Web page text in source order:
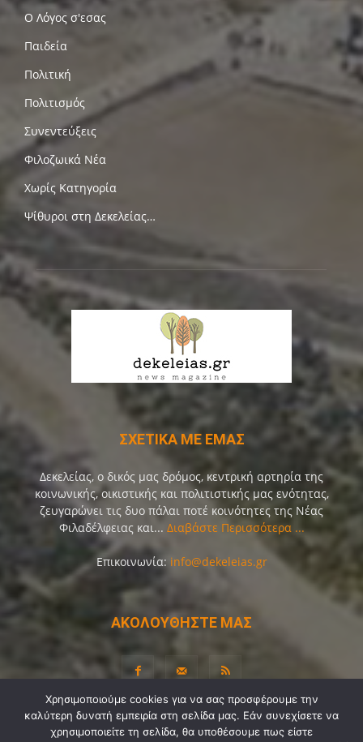
Ο Λόγος σ'εσας
Παιδεία
Πολιτική
Πολιτισμός
Συνεντεύξεις
Φιλοζωικά Νέα
Χωρίς Κατηγορία
Ψίθυροι στη Δεκελείας…
ΣΧΕΤΙΚΑ ΜΕ ΕΜΑΣ
Δεκελείας, ο δικός μας δρόμος, κεντρική αρτηρία της
κοινωνικής, οικιστικής και πολιτιστικής μας ενότητας,
ζευγαρώνει τις δυο πάλαι ποτέ κοινότητες της Νέας
Φιλαδέλφειας και... Διαβάστε Περισσότερα ...
Επικοινωνία: info@dekeleias.gr
ΑΚΟΛΟΥΘΗΣΤΕ ΜΑΣ
Διαύγεια Λίγα Λόγια για Εμάς
Επικοινωνία
Χρησιμοποιούμε cookies για να σας προσφέρουμε την
καλύτερη δυνατή εμπειρία στη σελίδα μας. Εάν συνεχίσετε να
χρησιμοποιείτε τη σελίδα, θα υποθέσουμε πως είστε